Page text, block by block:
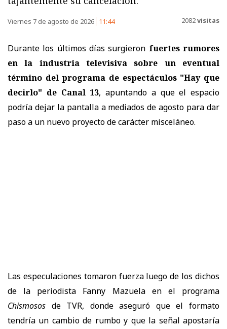
Viernes 7 de agosto de 2026 11:44 2082visitas
Durante los últimos días surgieron fuertes rumores
en la industria televisiva sobre un eventual
término del programa de espectáculos "Hay que
decirlo" de Canal 13, apuntando a que el espacio
podría dejar la pantalla a mediados de agosto para dar
paso a un nuevo proyecto de carácter misceláneo.
Las especulaciones tomaron fuerza luego de los dichos
de la periodista Fanny Mazuela en el programa
Chismosos de TVR, donde aseguró que el formato
tendría un cambio de rumbo y que la señal apostaría